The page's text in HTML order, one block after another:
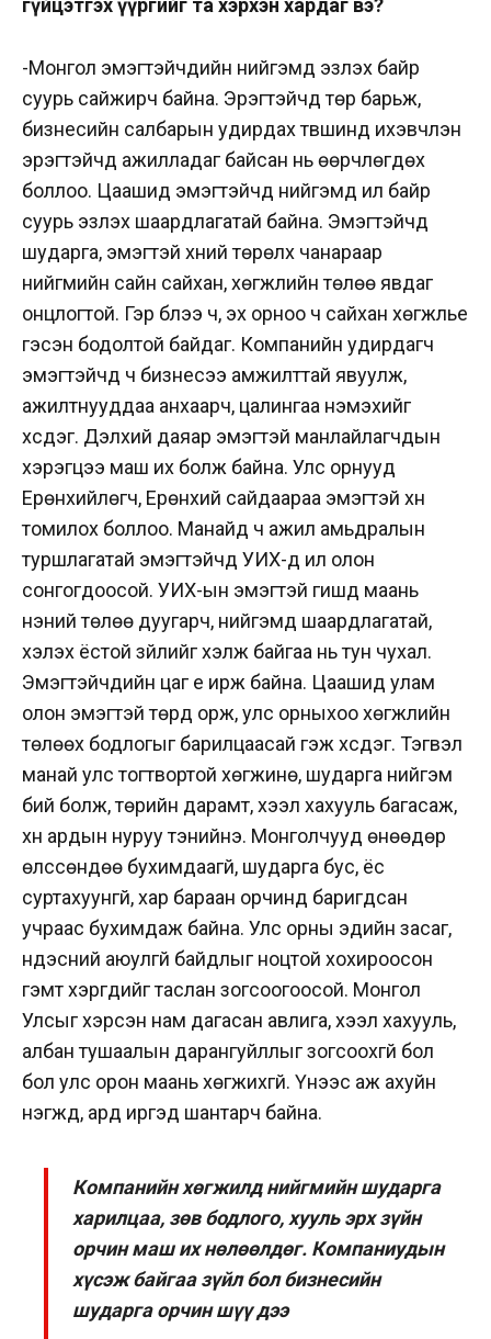
гүйцэтгэх үүргийг та хэрхэн хардаг вэ?
-Монгол эмэгтэйчүүдийн нийгэмд эзлэх байр
суурь сайжирч байна. Эрэгтэйчүүд төр барьж,
бизнесийн салбарын удирдах түвшинд ихэвчлэн
эрэгтэйчүүд ажилладаг байсан нь өөрчлөгдөх
боллоо. Цаашид эмэгтэйчүүд нийгэмд илүү байр
суурь эзлэх шаардлагатай байна. Эмэгтэйчүүд
шударга, эмэгтэй хүний төрөлх чанараар
нийгмийн сайн сайхан, хөгжлийн төлөө явдаг
онцлогтой. Гэр бүлээ ч, эх орноо ч сайхан хөгжүүлье
гэсэн бодолтой байдаг. Компанийн удирдагч
эмэгтэйчүүд ч бизнесээ амжилттай явуулж,
ажилтнууддаа анхаарч, цалингаа нэмэхийг
хүсдэг. Дэлхий даяар эмэгтэй манлайлагчдын
хэрэгцээ маш их болж байна. Улс орнууд
Ерөнхийлөгч, Ерөнхий сайдаараа эмэгтэй хүн
томилох боллоо. Манайд ч ажил амьдралын
туршлагатай эмэгтэйчүүд УИХ-д илүү олон
сонгогдоосой. УИХ-ын эмэгтэй гишүүд маань
үнэний төлөө дуугарч, нийгэмд шаардлагатай,
хэлэх ёстой зүйлийг хэлж байгаа нь тун чухал.
Эмэгтэйчүүдийн цаг үе ирж байна. Цаашид улам
олон эмэгтэй төрд орж, улс орныхоо хөгжлийн
төлөөх бодлогыг барилцаасай гэж хүсдэг. Тэгвэл
манай улс тогтвортой хөгжинө, шударга нийгэм
бий болж, төрийн дарамт, хээл хахууль багасаж,
хүн ардын нуруу тэнийнэ. Монголчууд өнөөдөр
өлссөндөө бухимдаагүй, шударга бус, ёс
суртахуунгүй, хар бараан орчинд баригдсан
учраас бухимдаж байна. Улс орны эдийн засаг,
үндэсний аюулгүй байдлыг ноцтой хохироосон
гэмт хэргүүдийг таслан зогсоогоосой. Монгол
Улсыг хэрсэн нам дагасан авлига, хээл хахууль,
албан тушаалын дарангуйллыг зогсоохгүй бол
бол улс орон маань хөгжихгүй. Үүнээс аж ахуйн
нэгжүүд, ард иргэд шантарч байна.
Компанийн хөгжилд нийгмийн шударга
харилцаа, зөв бодлого, хууль эрх зүйн
орчин маш их нөлөөлдөг. Компаниудын
хүсэж байгаа зүйл бол бизнесийн
шударга орчин шүү дээ